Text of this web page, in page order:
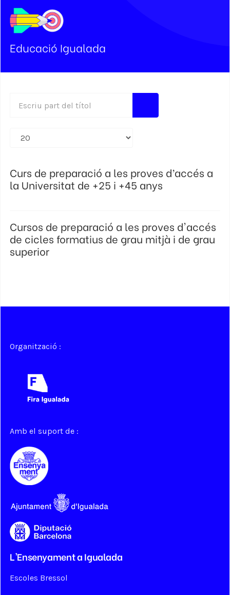
Educació Igualada
Escriu part del títol
Mostra #
Curs de preparació a les proves d’accés a
la Universitat de +25 i +45 anys
Cursos de preparació a les proves d'accés
de cicles formatius de grau mitjà i de grau
superior
Organització :
Amb el suport de :
L'Ensenyament a Igualada
Escoles Bressol